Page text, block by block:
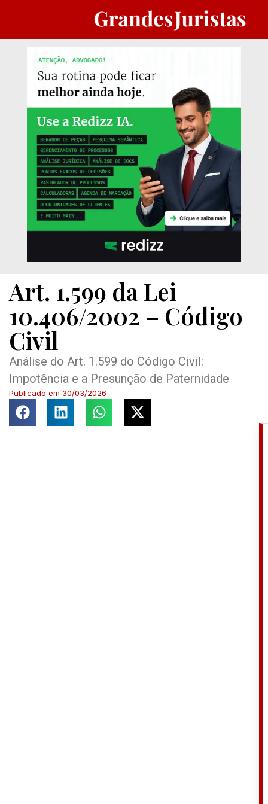
PUBLICIDADE
Art. 1.599 da Lei
10.406/2002 – Código
Civil
Análise do Art. 1.599 do Código Civil:
Impotência e a Presunção de Paternidade
Publicado em 30/03/2026